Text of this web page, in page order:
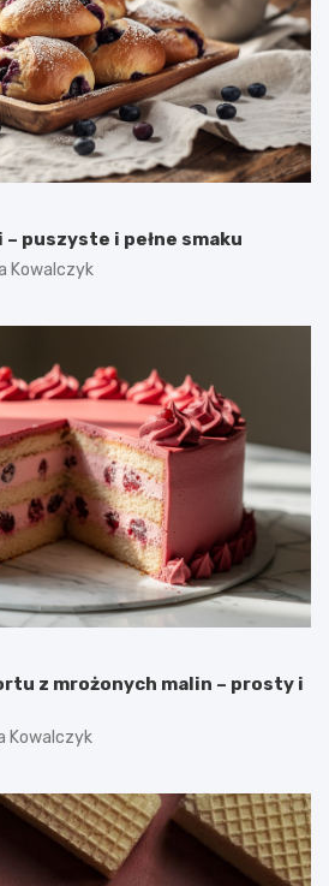
puszyste i pełne smaku
Kowalczyk
z mrożonych malin – prosty i
Kowalczyk